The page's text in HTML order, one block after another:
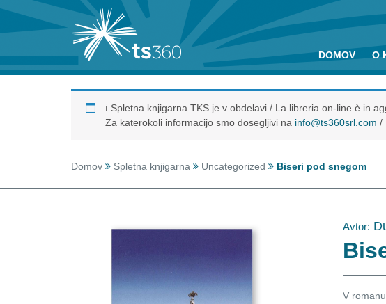
DOMOV O
ℹ️ Spletna knjigarna TKS je v obdelavi / La libreria on-line è in
Za katerokoli informacijo smo dosegljivi na info@ts360srl.com /
Domov Spletna knjigarna Uncategorized Biseri pod snegom
Avtor:
V